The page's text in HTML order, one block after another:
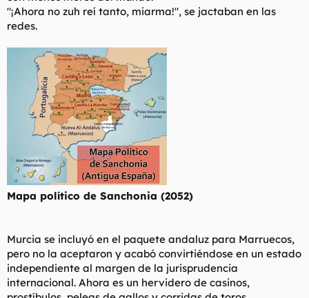
"¡Ahora no zuh reí tanto, miarma!", se jactaban en las
redes.
Mapa político de Sanchonia (2052)
Murcia se incluyó en el paquete andaluz para Marruecos,
pero no la aceptaron y acabó convirtiéndose en un estado
independiente al margen de la jurisprudencia
internacional. Ahora es un hervidero de casinos,